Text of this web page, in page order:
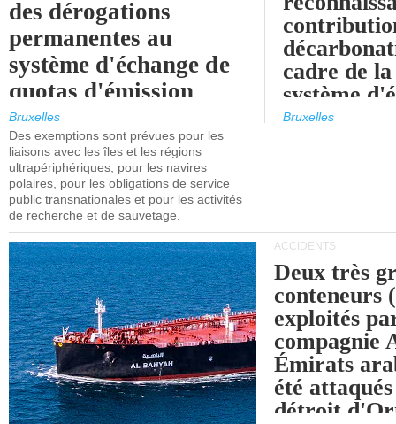
des dérogations
permanentes au
système d'échange de
quotas d'émission
maritimes de l'UE
après 2030.
Bruxelles
Des exemptions sont prévues pour les
liaisons avec les îles et les régions
ultrapériphériques, pour les navires
polaires, pour les obligations de service
public transnationales et pour les activités
de recherche et de sauvetage.
cadre de
système
quotas
Bruxelles
ACCIDENTS
Deux très
conteneurs
exploités
compagnie
Émirats
été
détroit